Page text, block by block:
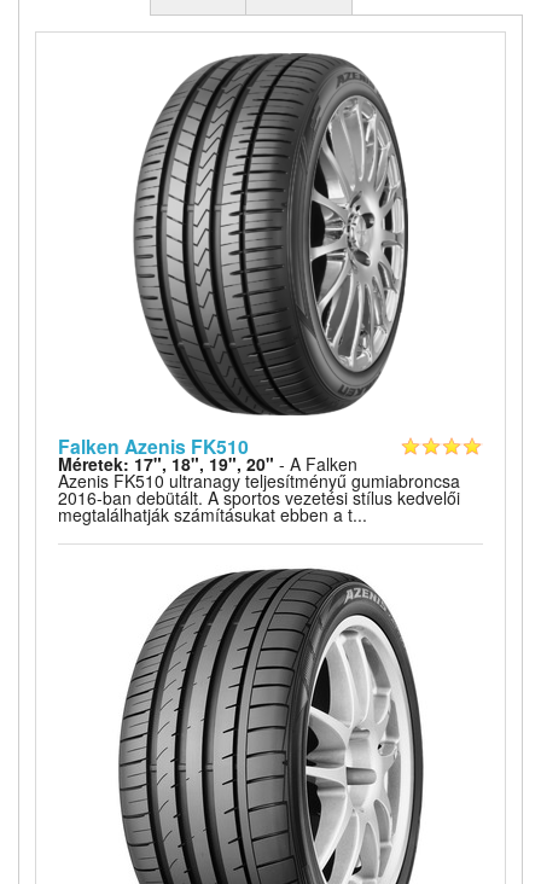
Falken Azenis FK510
Méretek: 17", 18", 19", 20" - A Falken
Azenis FK510 ultranagy teljesítményű gumiabroncsa
2016-ban debütált. A sportos vezetési stílus kedvelői
megtalálhatják számításukat ebben a t...